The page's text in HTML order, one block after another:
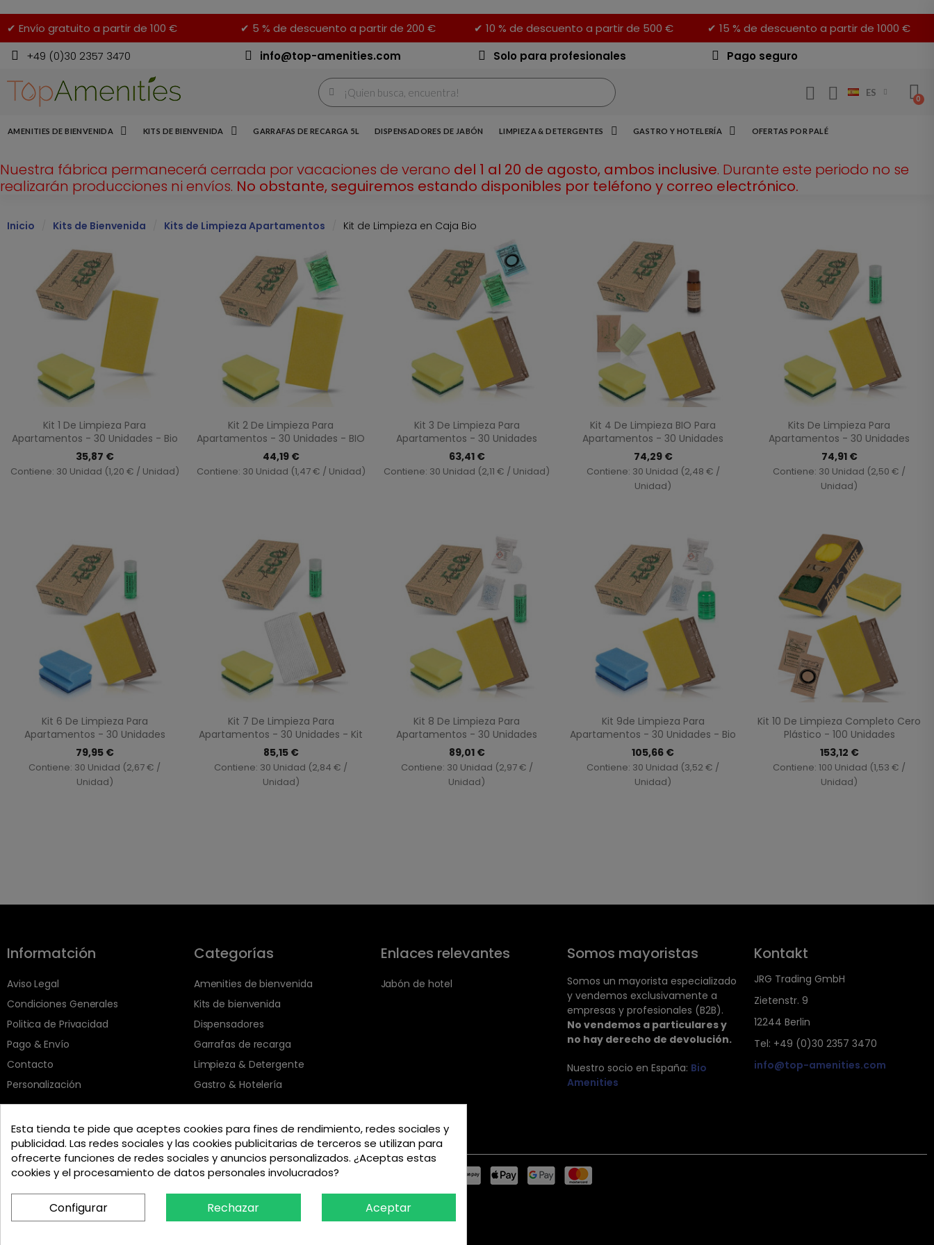
✔ Envío gratuito a partir de 100 € ✔ 5 % de descuento a partir de 200 € ✔ 10 % de descuento a partir de 500 €
✔ 15 % de descuento a partir de 1000 €
+49 (0)30 2357 3470
info@top-amenities.com Solo para profesionales Pago seguro
ES
AMENITIES DE BIENVENIDA KITS DE BIENVENIDA GARRAFAS DE RECARGA 5L DISPENSADORES DE JABÓN LIMPIEZA & DETERGENTES GASTRO Y HOTELERÍA OFERTAS POR PALÉ
Nuestra fábrica permanecerá cerrada por vacaciones de verano del 1 al 20 de agosto, ambos inclusive. Durante este periodo no se
realizarán producciones ni envíos. No obstante, seguiremos estando disponibles por teléfono y correo electrónico.
Inicio Kits de Bienvenida Kits de Limpieza Apartamentos Kit de Limpieza en Caja Bio
Vista rápida
Kit 1 De Limpieza Para
Apartamentos - 30 Unidades - Bio
35,87 €
Contiene: 30 Unidad (1,20 € / Unidad)
Vista rápida
Kit 2 De Limpieza Para
Apartamentos - 30 Unidades - BIO
44,19 €
Contiene: 30 Unidad (1,47 € / Unidad)
Vista rápida
Kit 3 De Limpieza Para
Apartamentos - 30 Unidades
63,41 €
Contiene: 30 Unidad (2,11 € / Unidad)
Vista rápida
Kit 4 De Limpieza BIO Para
Apartamentos - 30 Unidades
74,29 €
Contiene: 30 Unidad (2,48 € /
Unidad)
Vista rápida
Kits De Limpieza Para
Apartamentos - 30 Unidades
74,91 €
Contiene: 30 Unidad (2,50 € /
Unidad)
Vista rápida
Kit 6 De Limpieza Para
Apartamentos - 30 Unidades
79,95 €
Contiene: 30 Unidad (2,67 € /
Unidad)
Vista rápida
Kit 7 De Limpieza Para
Apartamentos - 30 Unidades - Kit
85,15 €
Contiene: 30 Unidad (2,84 € /
Unidad)
Vista rápida
Kit 8 De Limpieza Para
Apartamentos - 30 Unidades
89,01 €
Contiene: 30 Unidad (2,97 € /
Unidad)
Vista rápida
Kit 9de Limpieza Para
Apartamentos - 30 Unidades - Bio
105,66 €
Contiene: 30 Unidad (3,52 € /
Unidad)
Vista rápida
Kit 10 De Limpieza Completo Cero
Plástico - 100 Unidades
153,12 €
Contiene: 100 Unidad (1,53 € /
Unidad)
Informatción
Aviso Legal
Condiciones Generales
Politica de Privacidad
Pago & Envío
Contacto
Personalización
Categorías
Amenities de bienvenida
Kits de bienvenida
Dispensadores
Garrafas de recarga
Limpieza & Detergente
Gastro & Hotelería
Enlaces relevantes
Jabón de hotel
Somos mayoristas
Somos un mayorista especializado
y vendemos exclusivamente a
empresas y profesionales (B2B).
No vendemos a particulares y
no hay derecho de devolución.
Nuestro socio en España: Bio
Amenities
Kontakt
JRG Trading GmbH
Zietenstr. 9
12244 Berlin
Tel: +49 (0)30 2357 3470
info@top-amenities.com
Esta tienda te pide que aceptes cookies para fines de rendimiento, redes sociales y
publicidad. Las redes sociales y las cookies publicitarias de terceros se utilizan para
ofrecerte funciones de redes sociales y anuncios personalizados. ¿Aceptas estas
cookies y el procesamiento de datos personales involucrados?
Configurar Rechazar Aceptar